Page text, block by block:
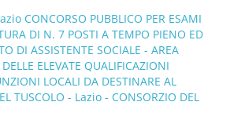
CONCORSO PUBBLICO PER ESAMI
DI N. 7 POSTI A TEMPO PIENO ED
DI ASSISTENTE SOCIALE - AREA
ELEVATE QUALIFICAZIONI
LOCALI DA DESTINARE AL
TUSCOLO - Lazio - CONSORZIO DEL